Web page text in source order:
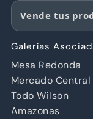
Vende tus
Galerías
Mesa Redonda
Mercado Central
Todo Wilson
Amazonas